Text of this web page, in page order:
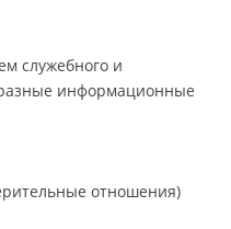
служебного и
информационные
отношения)